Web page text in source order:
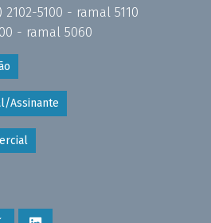
2102-5100 - ramal 5110
- ramal 5060
Assinante